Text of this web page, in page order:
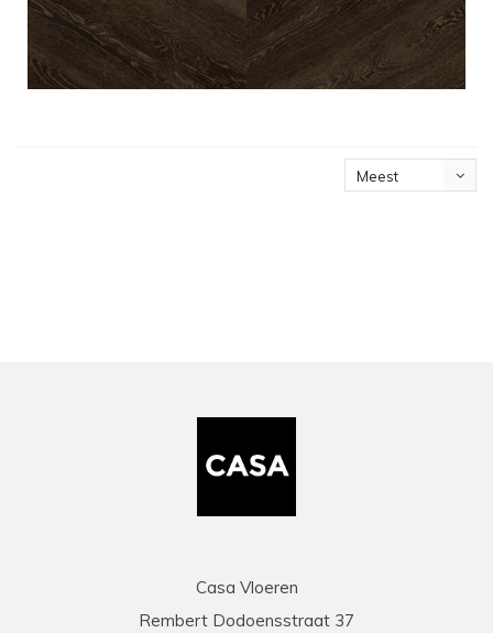
Meest
Casa Vloeren
Rembert Dodoensstraat 37